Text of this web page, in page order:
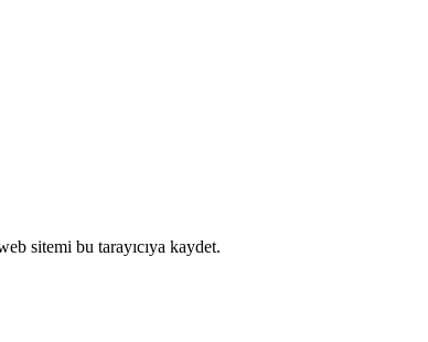
sitemi bu tarayıcıya kaydet.